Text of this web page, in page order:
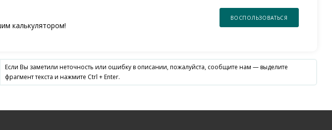
калькулятором!
ВОСПОЛЬЗОВАТЬСЯ
Если Вы заметили неточность или ошибку в описании, пожалуйста, сообщите нам — выделите
фрагмент текста и нажмите Ctrl + Enter.